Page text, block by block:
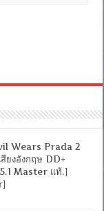
Wears Prada 2
ยงอังกฤษ DD+
Master แท้.]